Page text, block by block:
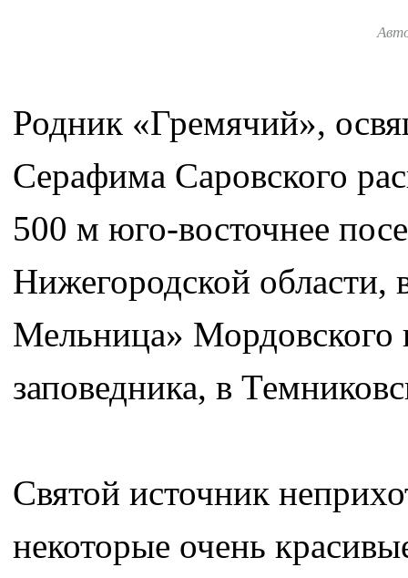
Родник «Гремячий»,
Серафима Саровского
500 м юго-восточнее
Нижегородской области,
Мельница» Мордовского
заповедника, в
Святой источник
некоторые очень